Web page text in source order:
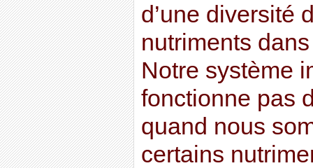
d’une diversité
nutriments
Notre système
fonctionne pas
quand nous
certains